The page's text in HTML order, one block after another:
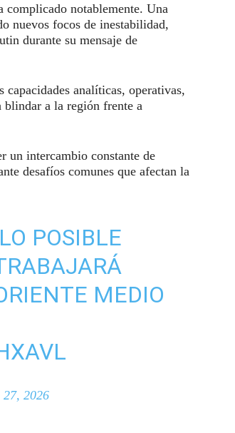
notablemente. Una
nuevos focos de inestabilidad,
durante su mensaje de
analíticas, operativas,
blindar a la región frente a
un intercambio constante de
desafíos comunes que afectan la
POSIBLE
MEDIO
2026